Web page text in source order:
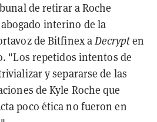
de retirar a Roche
interino de la
de Bitfinex aDecrypten
"Los repetidos intentos de
y separarse de las
de Kyle Roche que
poco ética no fueron en